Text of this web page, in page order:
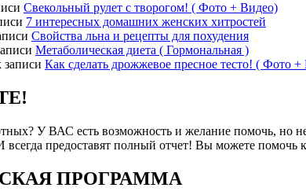
Свекольный рулет с творогом! ( Фото + Видео)
7 интересных домашних женских хитростей
Свойства льна и рецепты для похудения
Метаболическая диета ( Гормональная )
Как сделать дрожжевое пресное тесто! ( Фото
У ВАС есть возможность и желание помочь, но
предоставят полный отчет! Вы можете
ПРОГРАММА